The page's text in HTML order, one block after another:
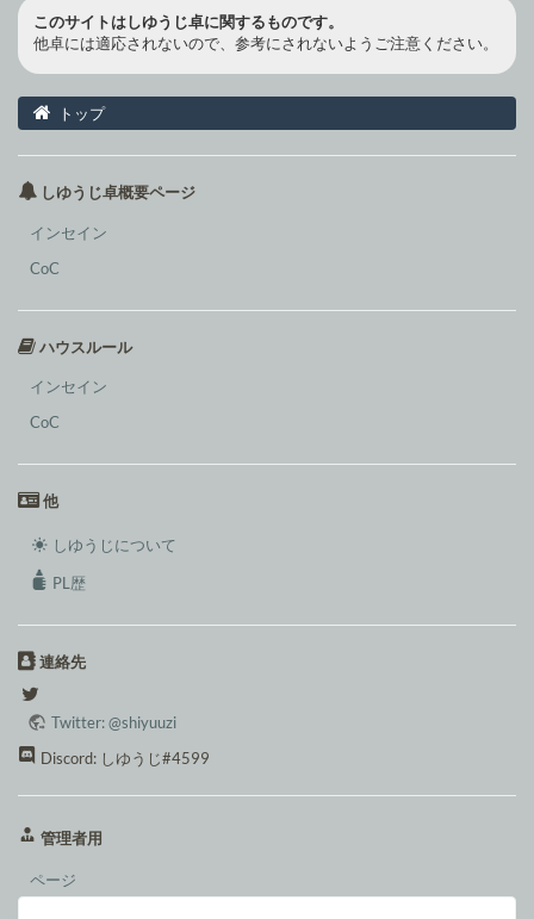
このサイトはしゆうじ卓に関するものです。
他卓には適応されないので、参考にされないようご注意ください。
トップ
しゆうじ卓概要ページ
インセイン
CoC
ハウスルール
インセイン
CoC
他
しゆうじについて
PL歴
連絡先
Twitter: @shiyuuzi
Discord: しゆうじ#4599
管理者用
ページ